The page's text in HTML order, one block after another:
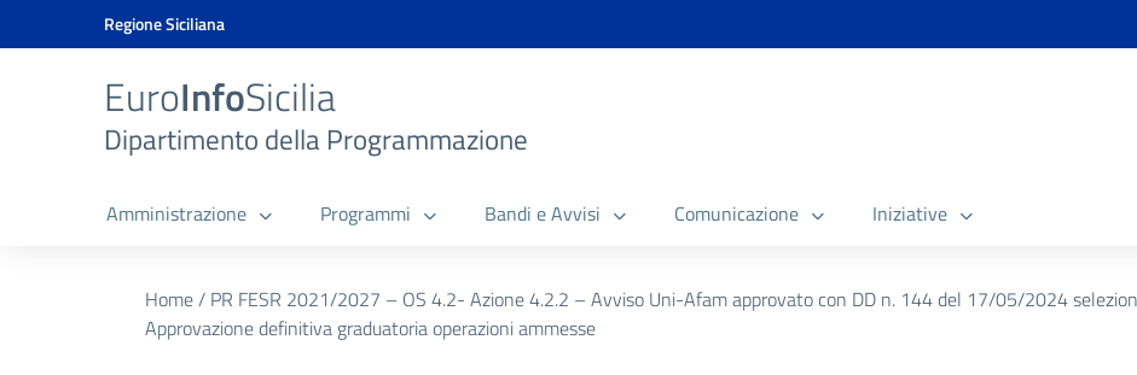
Vai ai contenuti
Vai al menu di navigazione
Vai al banner delle Cookie Policy
Regione Siciliana
EuroInfoSicilia
Dipartimento della Programmazione
Amministrazione Programmi Bandi e Avvisi Comunicazione Iniziative
Home/ PR FESR 2021/2027 – OS 4.2- Azione 4.2.2 – Avviso Uni-Afam approvato con DD n. 144 del 17/05/2024
Approvazione definitiva graduatoria operazioni ammesse